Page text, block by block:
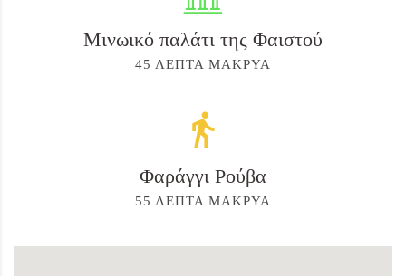
Μινωικό παλάτι της Φαιστού
45 ΛΕΠΤΑ ΜΑΚΡΥΑ
Φαράγγι Ρούβα
55 ΛΕΠΤΑ ΜΑΚΡΥΑ